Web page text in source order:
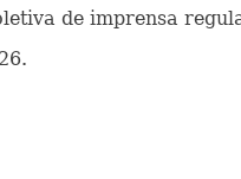
de imprensa